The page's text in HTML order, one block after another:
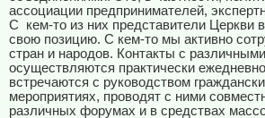
ассоциации предпринимателей,
С
кем-то из них представители Церкви
свою позицию. С кем-то мы активно
стран и народов. Контакты с
осуществляются практически
встречаются с руководством
мероприятиях, проводят с ними
различных форумах и в средствах